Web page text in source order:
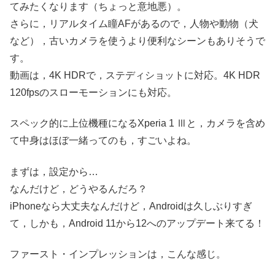
てみたくなります（ちょっと意地悪）。
さらに，リアルタイム瞳AFがあるので，人物や動物（犬
など），古いカメラを使うより便利なシーンもありそうで
す。
動画は，4K HDRで，ステディショットに対応。4K HDR
120fpsのスローモーションにも対応。
スペック的に上位機種になるXperia 1 Ⅲと，カメラを含め
て中身はほぼ一緒ってのも，すごいよね。
まずは，設定から…
なんだけど，どうやるんだろ？
iPhoneなら大丈夫なんだけど，Androidは久しぶりすぎ
て，しかも，Android 11から12へのアップデート来てる！
ファースト・インプレッションは，こんな感じ。